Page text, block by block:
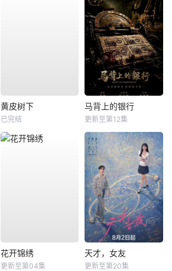
黄皮树下
已完结
马背上的银行
更新至第12集
花开锦绣
更新至第04集
天才，女友
更新至第20集